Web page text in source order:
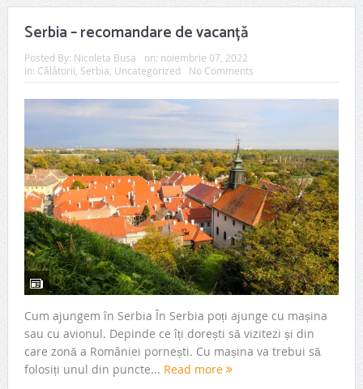
Serbia – recomandare de vacanță
Posted By: Nicoleta Busa on: noiembrie 07, 2022
In: Călătorii, Serbia, Uncategorized No Comments
Cum ajungem în Serbia În Serbia poți ajunge cu mașina
sau cu avionul. Depinde ce îți dorești să vizitezi și din
care zonă a României pornești. Cu mașina va trebui să
folosiți unul din puncte... Read more